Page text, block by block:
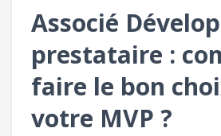
Associé
prestataire :
faire le bon
votre MVP ?